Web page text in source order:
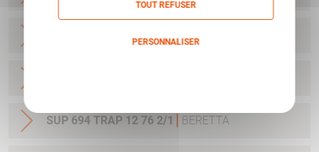
SUP 694 SPORTING 12 76 OCHP
SUP 694 TRAP 12 76 2/1 BERETTA
TOUT REFUSER
PERSONNALISER